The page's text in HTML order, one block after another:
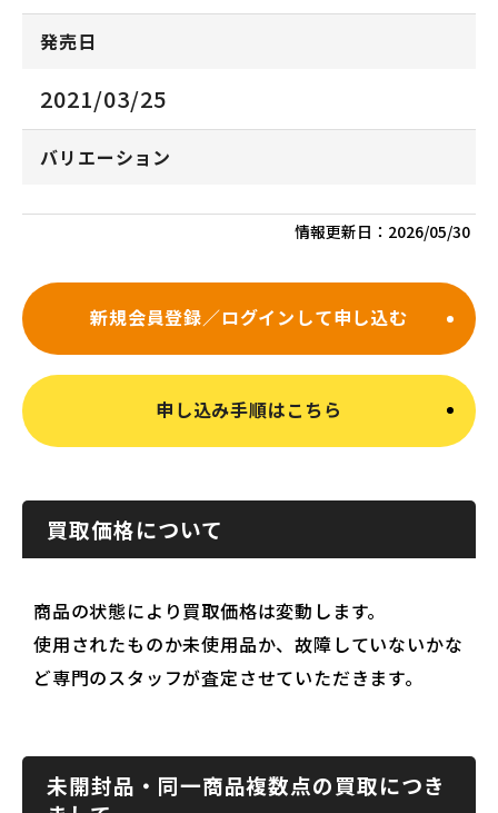
発売日
2021/03/25
バリエーション
情報更新日： 2026/05/30
新規会員登録／ログインして申し込む
申し込み手順はこちら
買取価格について
商品の状態により買取価格は変動します。
使用されたものか未使用品か、故障していないかな
ど専門のスタッフが査定させていただきます。
未開封品・同一商品複数点の買取につき